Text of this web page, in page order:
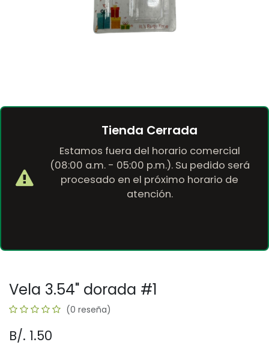
Tienda Cerrada
Estamos fuera del horario comercial
(08:00 a.m. - 05:00 p.m.). Su pedido será
procesado en el próximo horario de
atención.
Vela 3.54" dorada #1
(0 reseña)
B/. 1.50